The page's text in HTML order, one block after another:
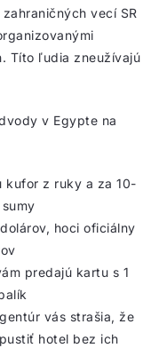
vecí SR
Títo ľudia zneužívajú
v Egypte na
kufor z ruky a za 10-
hoci oficiálny
predajú kartu s 1
vás strašia, že
hotel bez ich